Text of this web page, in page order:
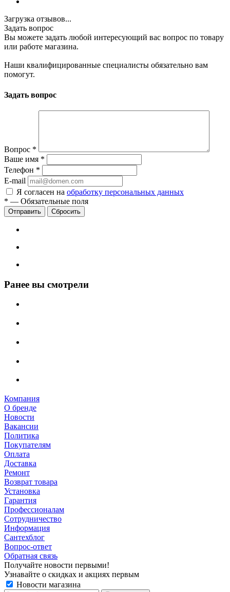
Загрузка отзывов...
Задать вопрос
Вы можете задать любой интересующий вас вопрос по товару
или работе магазина.
Наши квалифицированные специалисты обязательно вам
помогут.
Задать вопрос
Вопрос *
Ваше имя *
Телефон *
E-mail
Я согласен на обработку персональных данных
* — Обязательные поля
Сбросить
Ранее вы смотрели
Компания
О бренде
Новости
Вакансии
Политика
Покупателям
Оплата
Доставка
Ремонт
Возврат товара
Установка
Гарантия
Профессионалам
Сотрудничество
Информация
Сантехблог
Вопрос-ответ
Обратная связь
Получайте новости первыми!
Узнавайте о скидках и акциях первым
Новости магазина